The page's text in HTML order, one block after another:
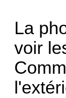
La
voir